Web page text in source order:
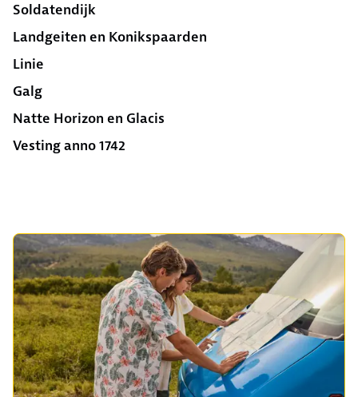
Soldatendijk
Landgeiten en Konikspaarden
Linie
Galg
Natte Horizon en Glacis
Vesting anno 1742